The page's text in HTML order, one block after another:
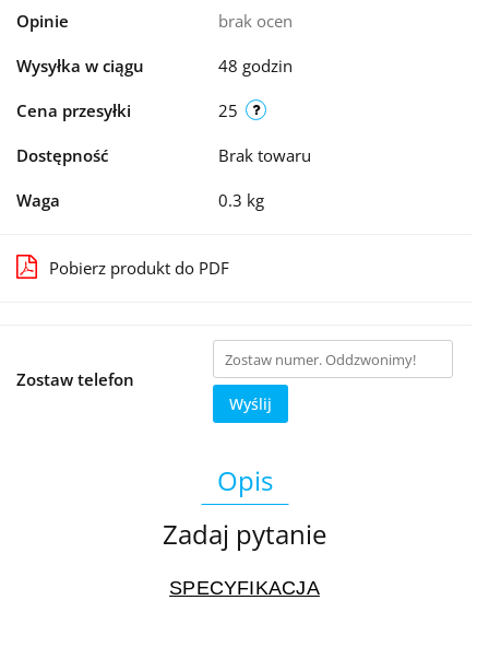
Opinie brak ocen
Wysyłka w ciągu 48 godzin
Cena przesyłki 25
Dostępność Brak towaru
Waga 0.3 kg
Pobierz produkt do PDF
Zostaw telefon
Wyślij
Opis
Zadaj pytanie
SPECYFIKACJA